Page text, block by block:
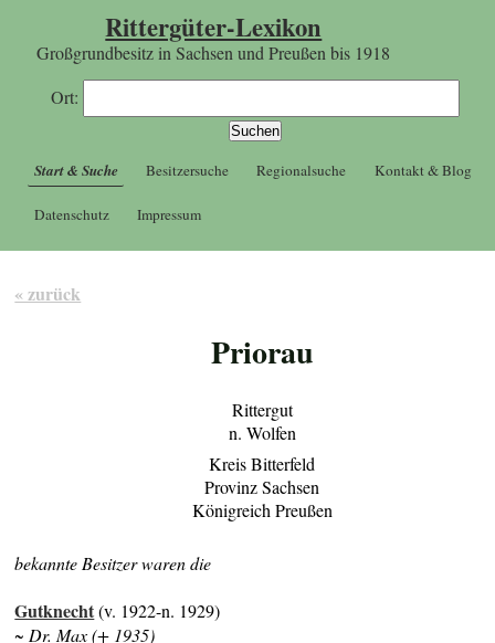
Rittergüter-Lexikon
Großgrundbesitz in Sachsen und Preußen bis 1918
Ort:
Start & Suche Besitzersuche Regionalsuche Kontakt & Blog
Datenschutz Impressum
« zurück
Priorau
Rittergut
n. Wolfen
Kreis Bitterfeld
Provinz Sachsen
Königreich Preußen
bekannte Besitzer waren die
Gutknecht(v. 1922-n. 1929)
~ Dr. Max (+ 1935)